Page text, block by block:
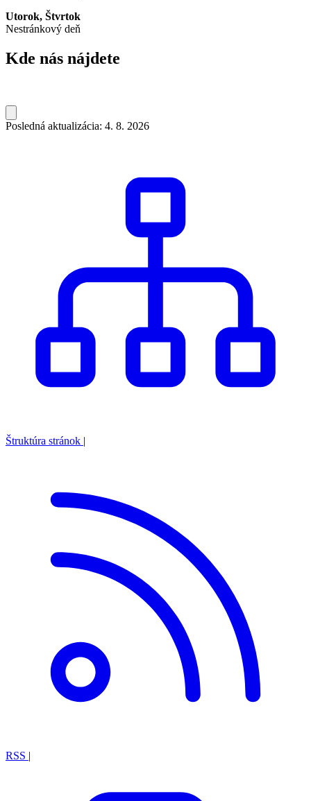
Utorok, Štvrtok
Nestránkový deň
Kde nás nájdete
Posledná aktualizácia: 4. 8. 2026
Štruktúra stránok |
RSS |